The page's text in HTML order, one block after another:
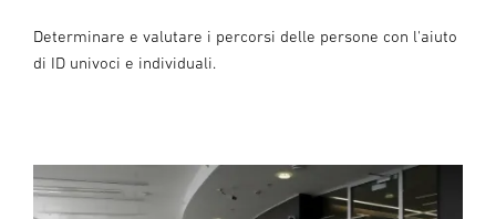
Determinare e valutare i percorsi delle persone con l'aiuto
di ID univoci e individuali.